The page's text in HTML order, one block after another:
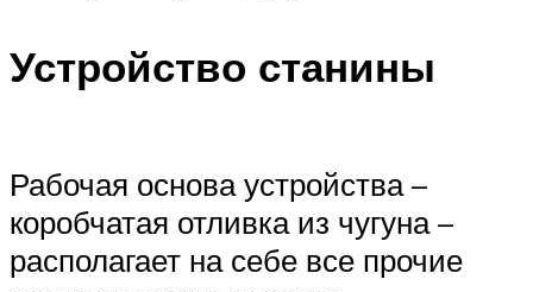
Устройство станины
Рабочая основа устройства –
коробчатая отливка из чугуна –
располагает на себе все прочие